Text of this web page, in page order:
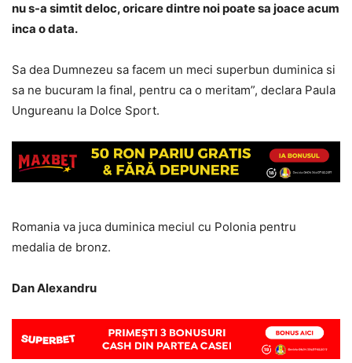
nu s-a simtit deloc, oricare dintre noi poate sa joace acum
inca o data.
Sa dea Dumnezeu sa facem un meci superbun duminica si
sa ne bucuram la final, pentru ca o meritam”, declara Paula
Ungureanu la Dolce Sport.
Romania va juca duminica meciul cu Polonia pentru
medalia de bronz.
Dan Alexandru